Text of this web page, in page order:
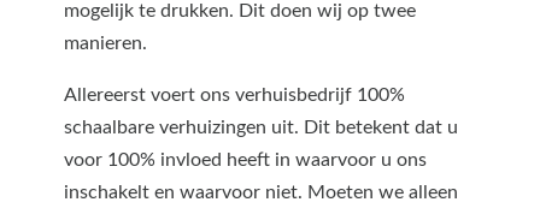
mogelijk te drukken. Dit doen wij op twee
manieren.
Allereerst voert ons verhuisbedrijf 100%
schaalbare verhuizingen uit. Dit betekent dat u
voor 100% invloed heeft in waarvoor u ons
inschakelt en waarvoor niet. Moeten we alleen